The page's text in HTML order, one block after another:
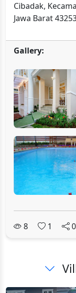
Cibadak,
Jawa Barat
Gallery:
8 1 0